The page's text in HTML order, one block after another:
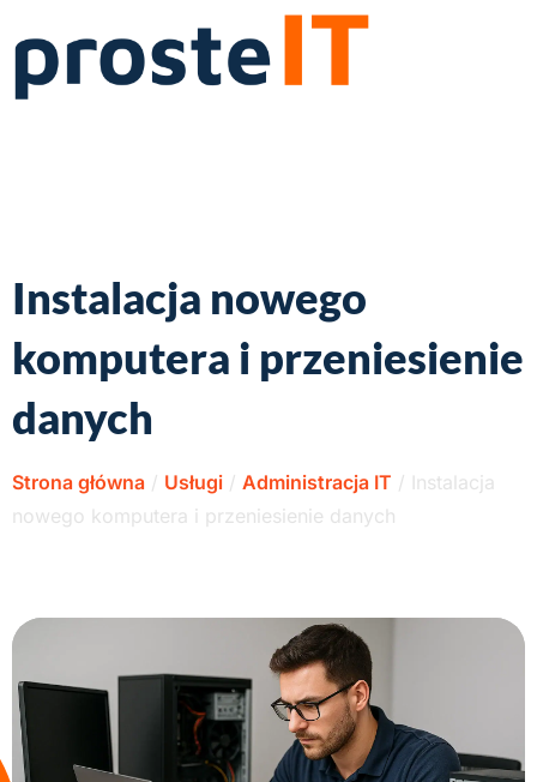
Instalacja nowego
komputera i przeniesienie
danych
Strona główna / Usługi / Administracja IT / Instalacja
nowego komputera i przeniesienie danych